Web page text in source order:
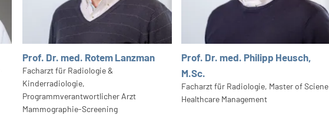
Prof. Dr. med. Rotem Lanzman
Facharzt für Radiologie &
Kinderradiologie,
Programmverantwortlicher Arzt
Mammographie-Screening
Prof. Dr. med. Philipp Heusch,
M.Sc.
Facharzt für Radiologie, Master of Sciene
Healthcare Management